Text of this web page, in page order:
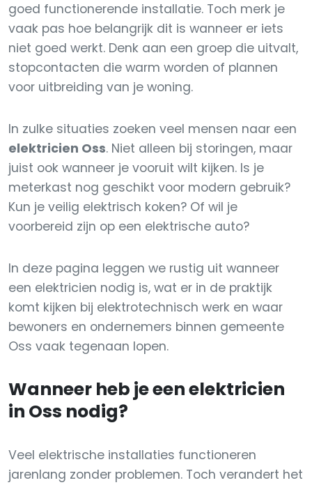
goed functionerende installatie. Toch merk je
vaak pas hoe belangrijk dit is wanneer er iets
niet goed werkt. Denk aan een groep die uitvalt,
stopcontacten die warm worden of plannen
voor uitbreiding van je woning.
In zulke situaties zoeken veel mensen naar een
elektricien Oss. Niet alleen bij storingen, maar
juist ook wanneer je vooruit wilt kijken. Is je
meterkast nog geschikt voor modern gebruik?
Kun je veilig elektrisch koken? Of wil je
voorbereid zijn op een elektrische auto?
In deze pagina leggen we rustig uit wanneer
een elektricien nodig is, wat er in de praktijk
komt kijken bij elektrotechnisch werk en waar
bewoners en ondernemers binnen gemeente
Oss vaak tegenaan lopen.
Wanneer heb je een elektricien
in Oss nodig?
Veel elektrische installaties functioneren
jarenlang zonder problemen. Toch verandert het